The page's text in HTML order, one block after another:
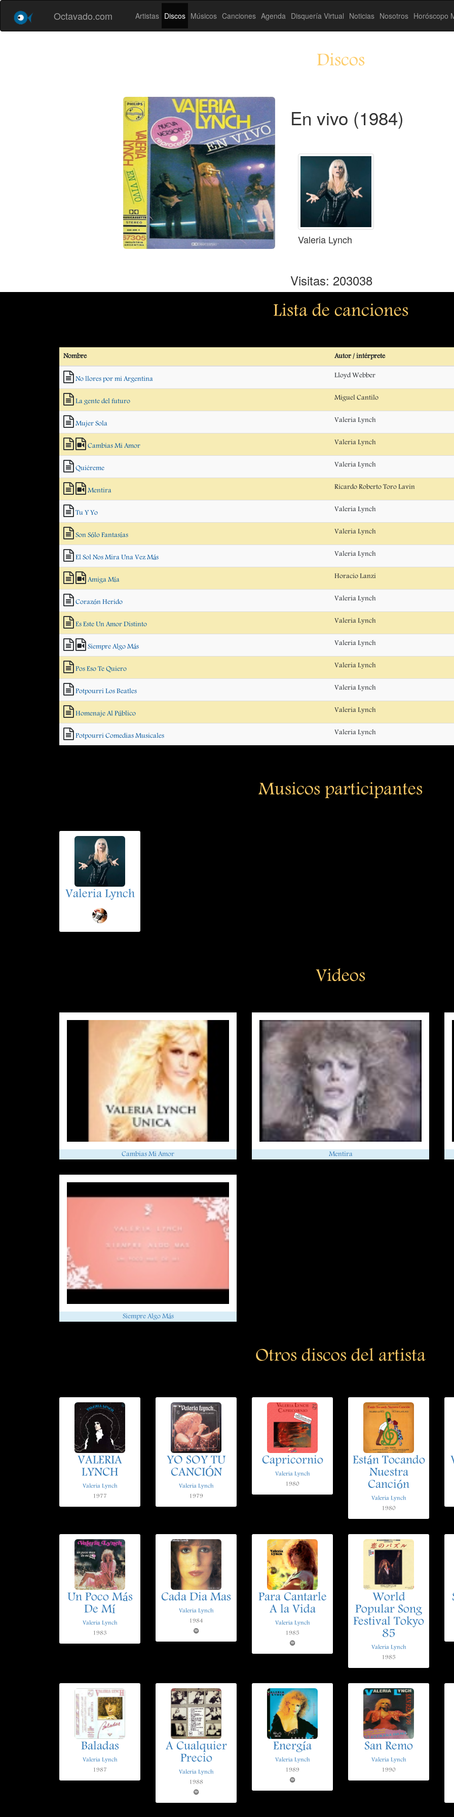
Octavado.com Artistas Discos Músicos Canciones Agenda Disquería Virtual Noticias Nosotros Horóscopo
Discos
En vivo (1984)
Valeria Lynch
Visitas: 203038
Lista de canciones
Nombre Autor / intérprete
No llores por mi Argentina Lloyd Webber
La gente del futuro Miguel Cantilo
Mujer Sola Valeria Lynch
Cambias Mi Amor Valeria Lynch
Quiéreme Valeria Lynch
Mentira Ricardo Roberto Toro Lavin
Tu Y Yo Valeria Lynch
Son Sólo Fantasías Valeria Lynch
El Sol Nos Mira Una Vez Más Valeria Lynch
Amiga Mía Horacio Lanzi
Corazón Herido Valeria Lynch
Es Este Un Amor Distinto Valeria Lynch
Siempre Algo Más Valeria Lynch
Pos Eso Te Quiero Valeria Lynch
Potpourri Los Beatles Valeria Lynch
Homenaje Al Público Valeria Lynch
Potpourri Comedias Musicales Valeria Lynch
Musicos participantes
Valeria Lynch
Videos
Cambias Mi Amor Mentira
Siempre Algo Más
Otros discos del artista
VALERIA
LYNCH
Valeria Lynch
1977
YO SOY TU
CANCIÓN
Valeria Lynch
1979
Capricornio
Valeria Lynch
1980
Están Tocando
Nuestra
Canción
Valeria Lynch
1980
Un Poco Más
De Mí
Valeria Lynch
1983
Cada Dia Mas
Valeria Lynch
1984
Para Cantarle
A la Vida
Valeria Lynch
1985
World
Popular Song
Festival Tokyo
85
Valeria Lynch
1985
Baladas
Valeria Lynch
1987
A Cualquier
Precio
Valeria Lynch
1988
Energía
Valeria Lynch
1989
San Remo
Valeria Lynch
1990